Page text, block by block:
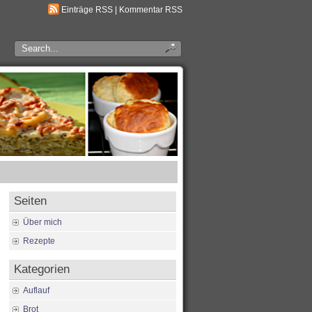
Einträge RSS Kommentar RSS
Seiten
Über mich
Rezepte
Kategorien
Auflauf
Brot